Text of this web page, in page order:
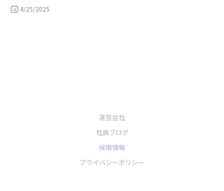
4/25/2025
運営会社
社員ブログ
採用情報
プライバシーポリシー